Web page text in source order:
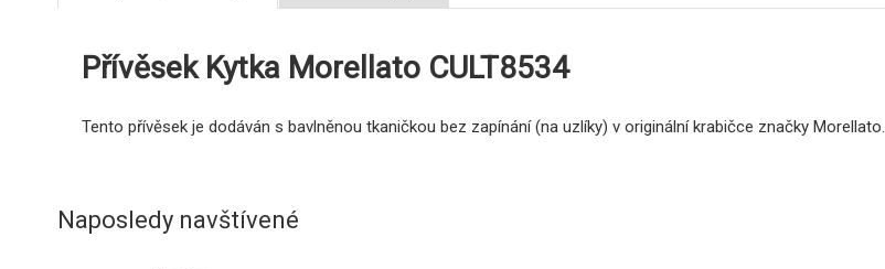
Přívěsek Kytka Morellato CULT8534
Tento přívěsek je dodáván s bavlněnou tkaničkou bez zapínání (na uzlíky) v originální krabičce značky Morellato.
Naposledy navštívené